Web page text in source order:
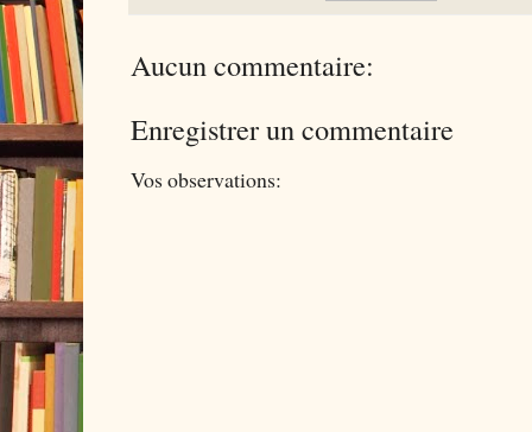
Aucun commentaire:
Enregistrer un commentaire
Vos observations: